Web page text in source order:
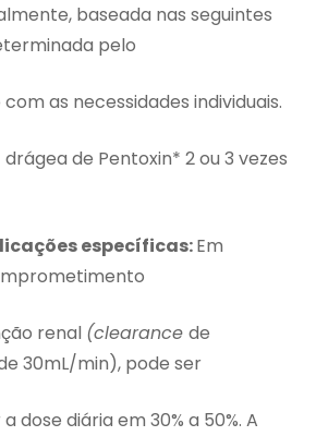
baseada nas seguintes
pelo
as necessidades individuais.
drágea de Pentoxin* 2 ou 3 vezes
específicas:Em
renal (clearance de
30mL/min), pode ser
dose diária em 30% a 50%. A